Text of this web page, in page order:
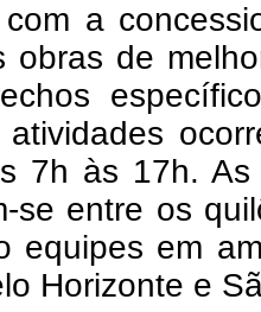
a
obras de
7h às 17h.
se entre os
equipes em
Horizonte e